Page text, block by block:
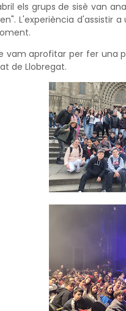
els grups de sisè van
L'experiència d'assistir
vam aprofitar per fer una
de Llobregat.